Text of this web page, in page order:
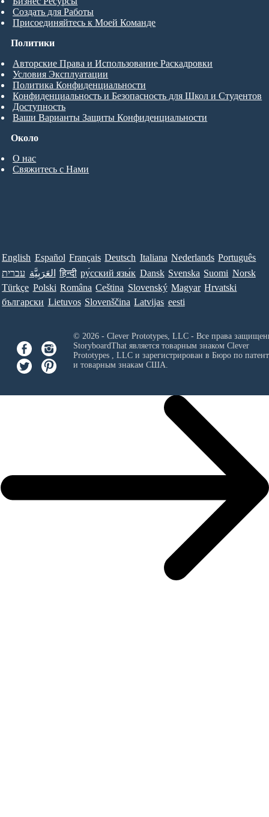
Создать для Работы
Присоединяйтесь к Моей Команде
Около
О нас
Свяжитесь с Нами
Политики
Авторские Права и Использование Раскадровки
Условия Эксплуатации
Политика Конфиденциальности
Конфиденциальность и Безопасность для Школ и Студентов
Доступность
Ваши Варианты Защиты Конфиденциальности
English Español Français Deutsch Italiana Nederlands Português
עברית العَرَبِيَّة हिन्दी ру́сский язы́к Dansk Svenska Suomi Norsk
Türkçe Polski Româna Ceština Slovenský Magyar Hrvatski
български Lietuvos Slovenščina Latvijas eesti
© 2026 - Clever Prototypes, LLC - Все права
StoryboardThat является товарным знаком Clever
Prototypes , LLCи зарегистрирован в Бюро по
и товарным знакам США.